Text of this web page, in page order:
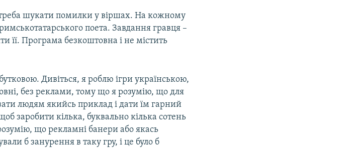
треба шукати помилки у віршах. На кожному
поета. Завдання гравця –
її. Програма безкоштовна і не містить
Дивіться, я роблю ігри українською,
без реклами, тому що я розумію, що для
людям якийсь приклад і дати їм гарний
заробити кілька, буквально кілька сотень
що рекламні банери або якась
б занурення в таку гру, і це було б